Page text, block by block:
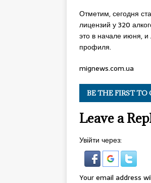
Отметим, сегодня
лицензий у 320
это в начале июня, и
профиля.
mignews.com.ua
BE THE FIRST
Leave a
Увійти через:
Your email address